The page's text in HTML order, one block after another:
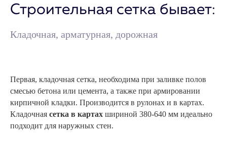
Строительная сетка бывает:
Кладочная, арматурная, дорожная
Первая, кладочная сетка, необходима при заливке полов
смесью бетона или цемента, а также при армировании
кирпичной кладки. Производится в рулонах и в картах.
Кладочная сетка в картах шириной 380-640 мм идеально
подходит для наружных стен.